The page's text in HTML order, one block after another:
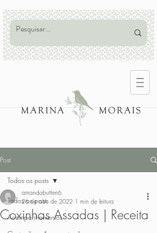
Post
Todos os posts
Acompanhamentos
Todos os posts
Coxinhas Assadas | Receita
amandabutten6
26 de abr. de 2022 1 min de leitura